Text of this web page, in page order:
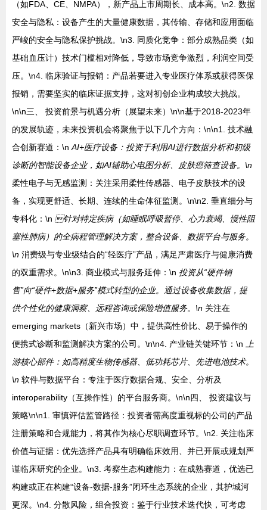
（如FDA、CE、NMPA），新产品上市周期长、成本高。\n2. 数据
安全与隐私：设备产生的大量健康数据，其传输、存储和应用面临
严峻的安全与隐私保护挑战。\n3. 同质化竞争：部分成熟品类（如
基础血压计）技术门槛相对降低，导致市场竞争激烈，利润空间受
压。\n4. 临床验证与报销：产品若要进入专业医疗体系或获得医保
报销，需要坚实的临床证据支持，这对初创企业构成较大挑战。
\n\n三、 投资前景与机遇分析（展望未来）\n\n基于2018-2023年
的发展轨迹，未来投资机会将聚焦于以下几个方向：\n\n1. 技术融
合创新赛道：\n AI+医疗设备：投资于利用AI进行数据分析和初级
诊断的智能设备企业，如AI辅助心电图分析、皮肤癌筛查设备。\n
柔性电子与无感监测：关注采用柔性传感器、电子皮肤技术的设
备，实现更舒适、长期、连续的生命体征监测。\n\n2. 垂直细分与
专科化：\n 针对特定疾病（如睡眠呼吸暂停、心力衰竭、慢性阻
塞性肺病）的全病程管理解决方案，整合设备、数据平台与服务。
\n 消费级与专业级结合的“轻医疗”产品，满足严肃医疗与健康消费
的双重需求。\n\n3. 商业模式与服务延伸：\n 投资从“硬件销
售”向“硬件+数据+服务”模式转型的企业。通过设备收集数据，提
供个性化的健康洞察、远程咨询或保险增值服务。\n 关注在
emerging markets（新兴市场）中，提供高性价比、易于操作的
便携式诊断和监测解决方案的公司。\n\n4. 产业链关键环节：\n
上
游核心部件：如高精度生物传感器、低功耗芯片、先进电池技术。
\n 软件与数据平台：专注于医疗数据合规、安全、分析及
interoperability（互操作性）的平台服务商。\n\n四、 投资建议与
策略\n\n1. 审慎评估监管路径：投资者需高度重视标的公司的产品
注册策略和合规能力，将其作为核心尽职调查环节。\n2. 关注临床
价值与证据：优先选择产品具有明确临床效用、并已开展或规划严
谨临床研究的企业。\n3. 考察生态构建能力：在成熟赛道，优选已
构建或正在构建“设备-数据-服务”闭环生态系统的企业，其护城河
更深。\n4. 分散风险，组合投资：鉴于行业技术迭代快，可考虑